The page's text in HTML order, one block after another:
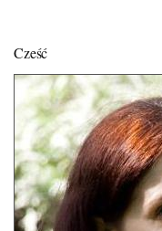
Cześć